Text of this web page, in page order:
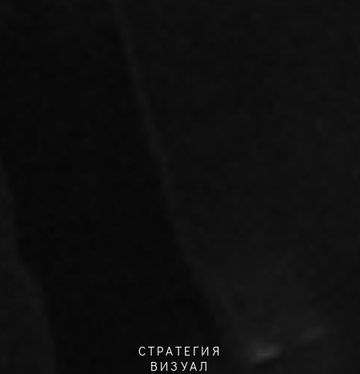
СТРАТЕГИЯ
ВИЗУАЛ